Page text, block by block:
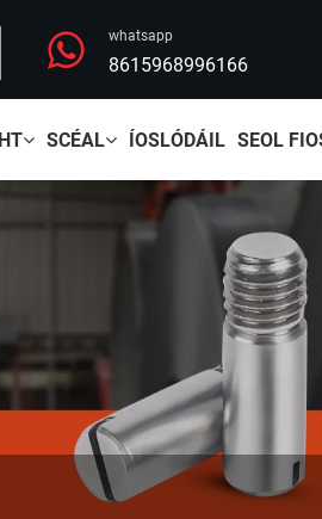
whatsapp
8615968996166
SCÉAL ÍOSLÓDÁIL SEOL